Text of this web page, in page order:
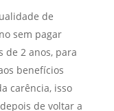
de
sem pagar
de 2 anos, para
benefícios
carência, isso
de voltar a